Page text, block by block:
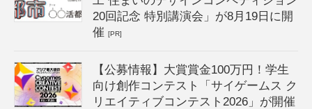
20回記念 特別講演会」が8月19日に開
催[PR]
【公募情報】大賞賞金100万円！学生
向け創作コンテスト「サイゲームス ク
リエイティブコンテスト2026」が開催